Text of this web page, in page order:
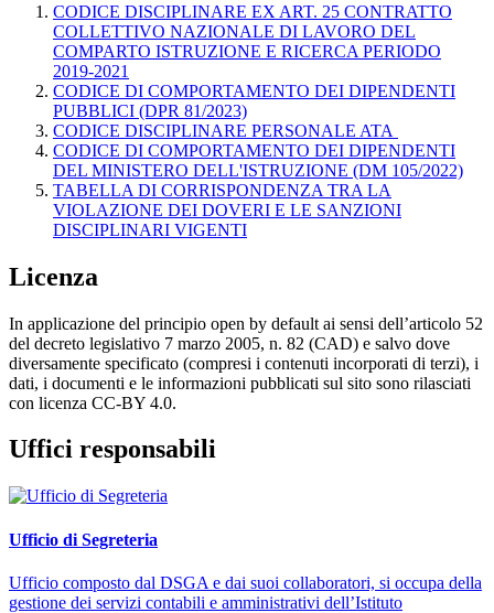
CODICE DISCIPLINARE EX ART. 25 CONTRATTO
COLLETTIVO NAZIONALE DI LAVORO DEL
COMPARTO ISTRUZIONE E RICERCA PERIODO
2019-2021
CODICE DI COMPORTAMENTO DEI DIPENDENTI
PUBBLICI (DPR 81/2023)
CODICE DISCIPLINARE PERSONALE ATA
CODICE DI COMPORTAMENTO DEI DIPENDENTI
DEL MINISTERO DELL'ISTRUZIONE (DM 105/2022)
TABELLA DI CORRISPONDENZA TRA LA
VIOLAZIONE DEI DOVERI E LE SANZIONI
DISCIPLINARI VIGENTI
Licenza
In applicazione del principio open by default ai sensi dell’articolo 52
del decreto legislativo 7 marzo 2005, n. 82 (CAD) e salvo dove
diversamente specificato (compresi i contenuti incorporati di terzi), i
dati, i documenti e le informazioni pubblicati sul sito sono rilasciati
con licenza CC-BY 4.0.
Uffici responsabili
Ufficio di Segreteria
Ufficio composto dal DSGA e dai suoi collaboratori, si occupa della
gestione dei servizi contabili e amministrativi dell’Istituto